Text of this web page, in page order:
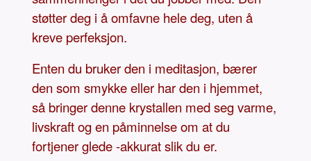
støtter deg i å omfavne hele deg, uten å
kreve perfeksjon.
Enten du bruker den i meditasjon, bærer
den som smykke eller har den i hjemmet,
så bringer denne krystallen med seg varme,
livskraft og en påminnelse om at du
fortjener glede -akkurat slik du er.